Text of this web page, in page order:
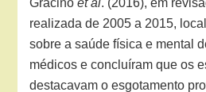
realizada de 2005 a 2015,
sobre a saúde física e mental
médicos e concluíram que os
destacavam o esgotamento